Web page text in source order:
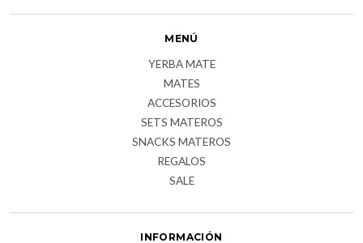
MENÚ
YERBA MATE
MATES
ACCESORIOS
SETS MATEROS
SNACKS MATEROS
REGALOS
SALE
INFORMACIÓN